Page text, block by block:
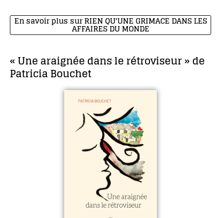
En savoir plus sur RIEN QU'UNE GRIMACE DANS LES
AFFAIRES DU MONDE
« Une araignée dans le rétroviseur » de
Patricia Bouchet